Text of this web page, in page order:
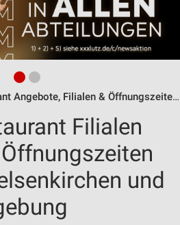
Angebote, Filialen & Öffnungszeiten
Filialen
und